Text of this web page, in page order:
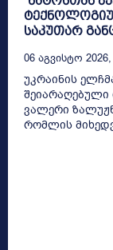
საკუთარ
06 Აგვისტო 2026,
უკრაინის
ვალერი
რომლის